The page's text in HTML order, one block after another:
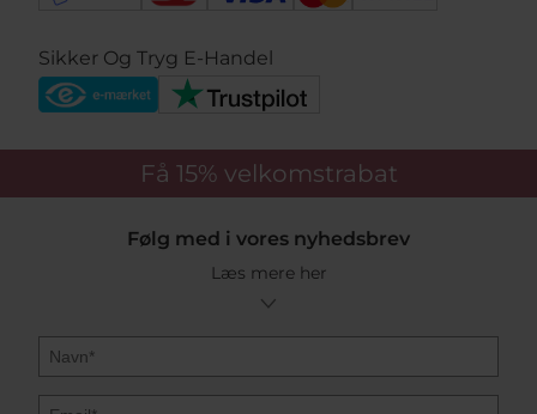
Sikker Og Tryg E-Handel
Få 15% velkomstrabat
Følg med i vores nyhedsbrev
Læs mere her